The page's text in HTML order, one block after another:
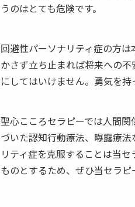
うのはとても危険です。
回避性パーソナリティ症の方
かさず立ち止まれば将来への
にしてはいけません。勇気を
聖心こころセラピーでは人間
づいた認知行動療法、曝露療
リティ症を克服することは当
ものとするため、ぜひ当セラ